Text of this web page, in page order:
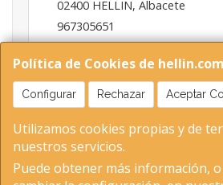
Política de Cookies de hellin.com
Configurar Rechazar Aceptar
Utilizamos cookies propias y de
nuestros servicios.
Puede obtener más información,
02400 HELLIN, Albacete
967305651
INFO@HELLIN.COM
Horario
09:00-13:30; 16:30-20:30